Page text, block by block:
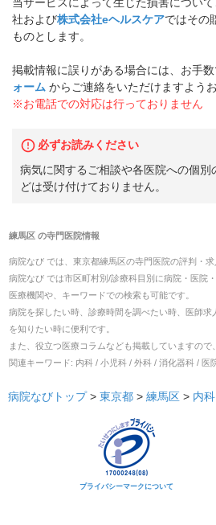
社および株式会社eヘルスケアではその
ものとします。
掲載情報に誤りがある場合には、お手数
ォーム からご連絡をいただけますよう
※お電話での対応は行っておりません
必ずお読みください
病気に関するご相談や各医院への個別
どは受け付けておりません。
練馬区の寺門医院情報
病院なび では、 東京都練馬区の寺門医院の評判・求
病院なび では市区町村別/診療科目別に病院・医院
医療機関や、キーワードでの検索も可能です。
病院を探したい時、診療時間を調べたい時、医師求
を知りたい時に便利です。
また、役立つ医療コラムなども掲載していますので
関連キーワード: 内科 / 小児科 / 外科 / 消化器科 / 医
病院なびトップ > 東京都 > 練馬区 > 内科
プライバシーマークについて